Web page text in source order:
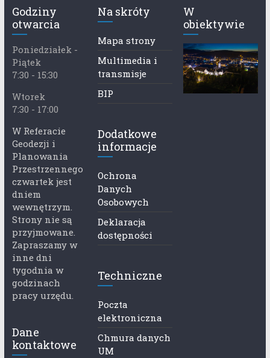
Godziny
otwarcia
Poniedziałek -
Piątek
7:30 - 15:30
Wtorek
7:30 - 17:00
W Referacie
Geodezji i
Planowania
Przestrzennego
czwartek jest
dniem
wewnętrzym.
Strony nie są
przyjmowane.
Zapraszamy w
inne dni
tygodnia w
godzinach
pracy urzędu.
Dane
kontaktowe
Na skróty
Mapa strony
Multimedia i
transmisje
BIP
Dodatkowe
informacje
Ochrona
Danych
Osobowych
Deklaracja
dostępności
Techniczne
Poczta
elektroniczna
Chmura danych
UM
W
obiektywie